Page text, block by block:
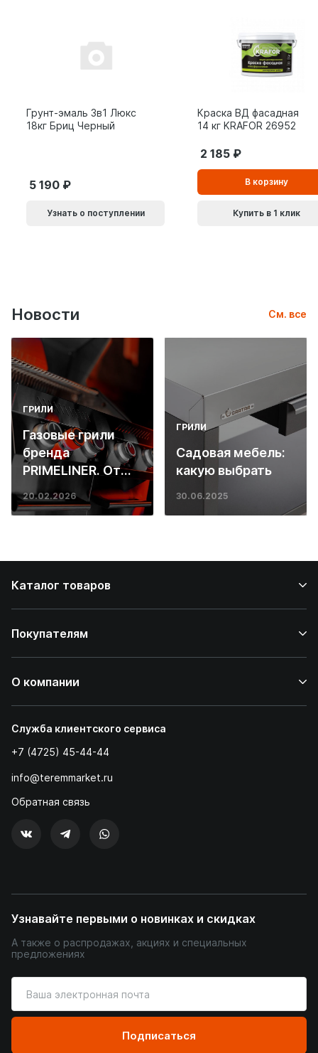
Грунт-эмаль 3в1 Люкс
18кг Бриц Черный
5 190
Узнать о поступлении
Краска ВД фасадная
14 кг KRAFOR 26952
2 185
В корзину
Купить в 1 клик
Новости См. все
ГРИЛИ
Газовые грили
бренда
PRIMELINER. От
основ инженерии
до ресторанных
20.02.2026
ГРИЛИ
Садовая мебель:
какую выбрать
30.06.2025
Каталог товаров
Покупателям
О компании
Служба клиентского сервиса
+7 (4725) 45-44-44
info@teremmarket.ru
Обратная связь
Узнавайте первыми о новинках и скидках
А также о распродажах, акциях и специальных
предложениях
ваш
адрес
почты
Подписаться